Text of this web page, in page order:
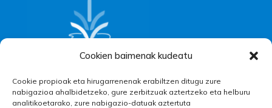
Cookien baimenak kudeatu
Cookie propioak eta hirugarrenenak erabiltzen ditugu zure
nabigazioa ahalbidetzeko, gure zerbitzuak aztertzeko eta helburu
analitikoetarako, zure nabigazio-datuak aztertuta